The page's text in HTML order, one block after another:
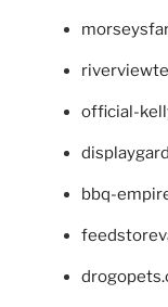
official-
bbq-